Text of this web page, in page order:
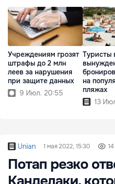
Учреждениям грозят
штрафы до 2 млн
леев за нарушения
при защите данных
9 Июл. 20:55
Туристы
на
пляжах
13
Unian 1 мая 2022, 15:30
Потап резко